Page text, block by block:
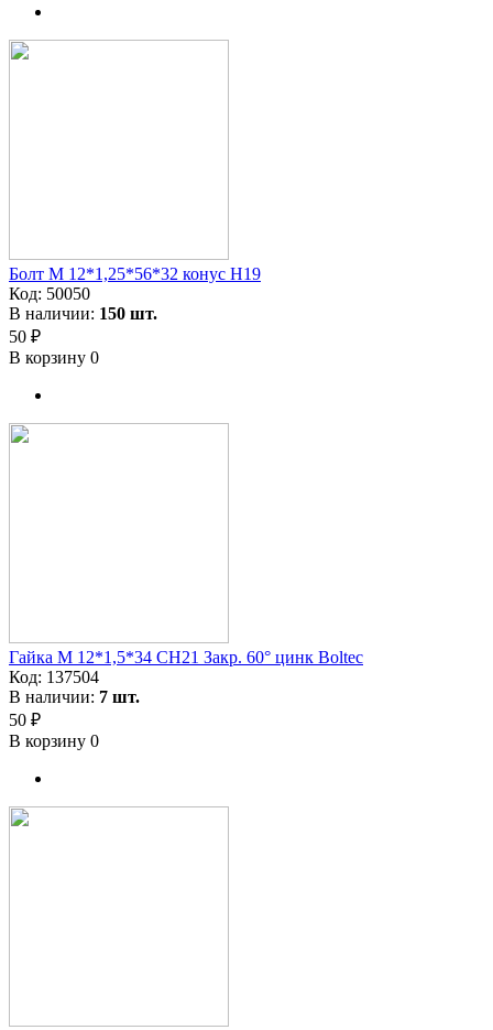
Болт М 12*1,25*56*32 конус H19
Код: 50050
В наличии: 150 шт.
50 ₽
В корзину 0
Гайка M 12*1,5*34 CH21 Закр. 60° цинк Boltec
Код: 137504
В наличии: 7 шт.
50 ₽
В корзину 0